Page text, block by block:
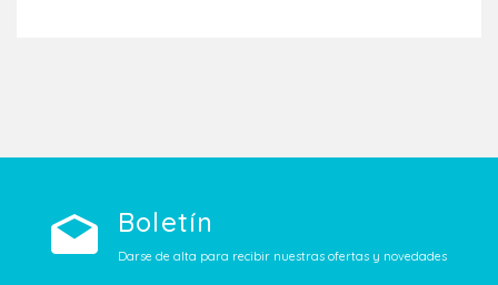
Boletín
Darse de alta para recibir nuestras ofertas y novedades